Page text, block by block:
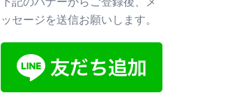
ッセージを送信お願いします。